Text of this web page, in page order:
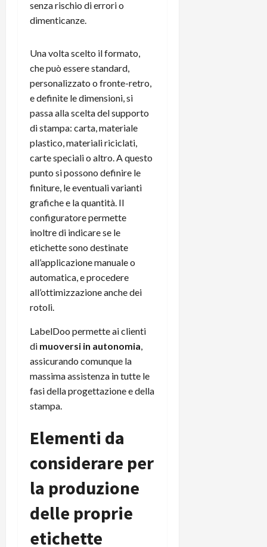
senza rischio di errori o
dimenticanze.
Una volta scelto il formato,
che può essere standard,
personalizzato o fronte-retro,
e definite le dimensioni, si
passa alla scelta del supporto
di stampa: carta, materiale
plastico, materiali riciclati,
carte speciali o altro. A questo
punto si possono definire le
finiture, le eventuali varianti
grafiche e la quantità. Il
configuratore permette
inoltre di indicare se le
etichette sono destinate
all’applicazione manuale o
automatica, e procedere
all’ottimizzazione anche dei
rotoli.
LabelDoo permette ai clienti
di muoversi in autonomia,
assicurando comunque la
massima assistenza in tutte le
fasi della progettazione e della
stampa.
Elementi da
considerare per
la produzione
delle proprie
etichette